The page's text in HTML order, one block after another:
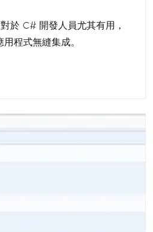
於 C# 開發人員尤其有用，
程式無縫集成。